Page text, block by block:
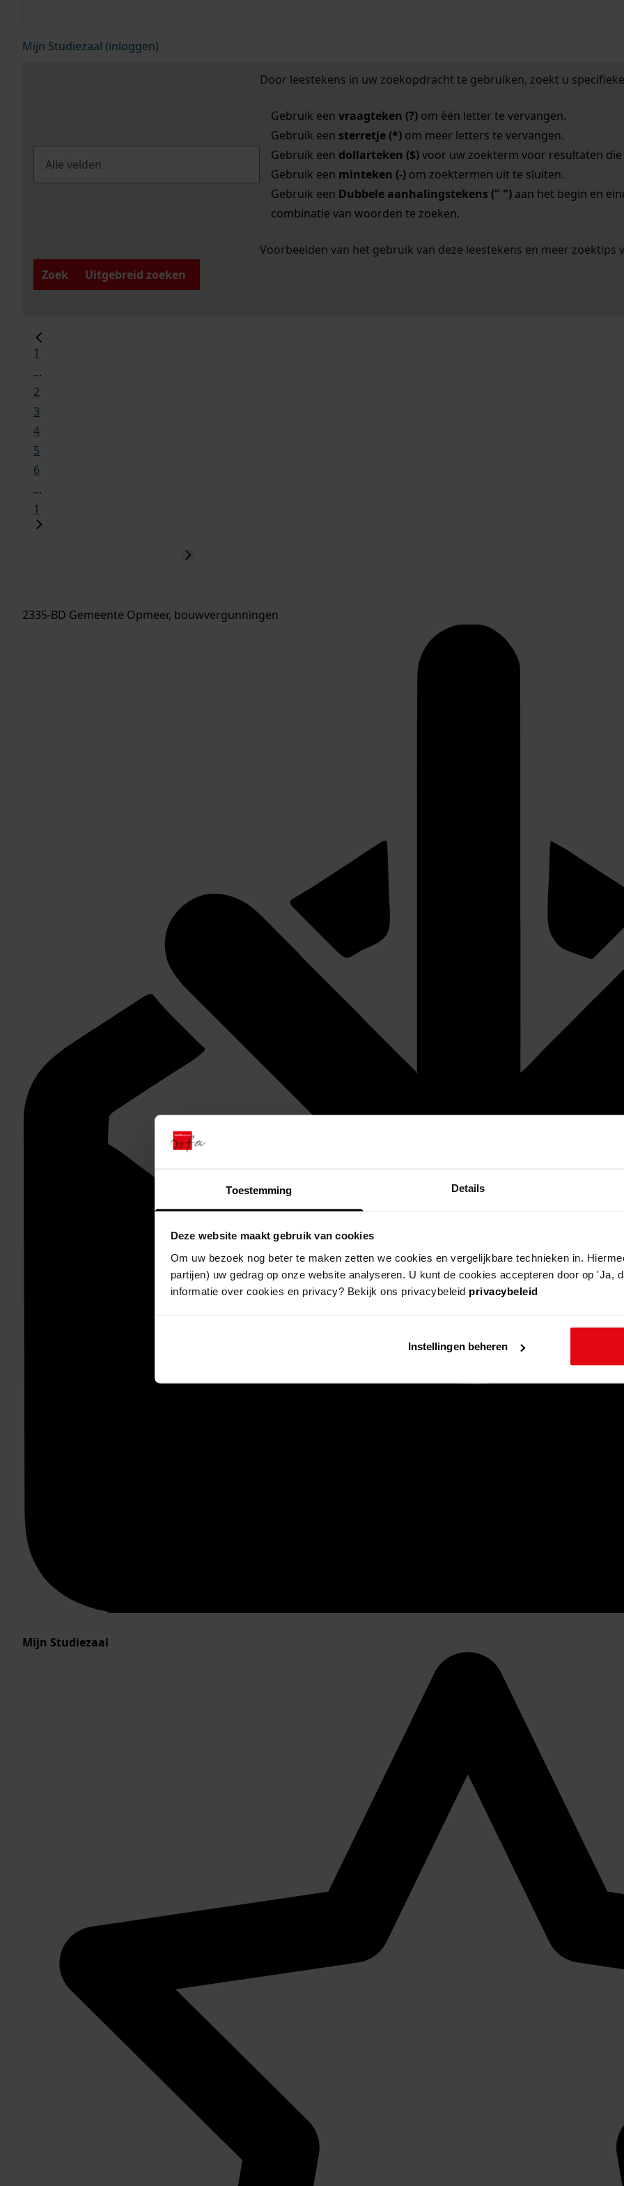
Toestemming Details
Deze website maakt gebruik van cookies
Om uw bezoek nog beter te maken zetten we cookies en vergelijkbare technieken in.
partijen) uw gedrag op onze website analyseren. U kunt de cookies accepteren door op 'Ja,
informatie over cookies en privacy? Bekijk ons privacybeleid privacybeleid
Instellingen beheren
Mijn Studiezaal (inloggen)
Door leestekens in uw zoekopdracht te gebruiken, zoekt u
Gebruik een vraagteken (?)om één letter te vervangen.
Gebruik een sterretje (*)om meer letters te vervangen.
Gebruik een dollarteken ($)voor uw zoekterm voor resultaten die
Gebruik een minteken (-)om zoektermen uit te sluiten.
Gebruik een Dubbele aanhalingstekens (" ")aan het begin en
combinatie van woorden te zoeken.
Voorbeelden van het gebruik van deze leestekens en meer zoektips
Zoek
Uitgebreid zoeken
1
...
2
3
4
5
6
...
1
2335-BD Gemeente Opmeer, bouwvergunningen
Mijn Studiezaal